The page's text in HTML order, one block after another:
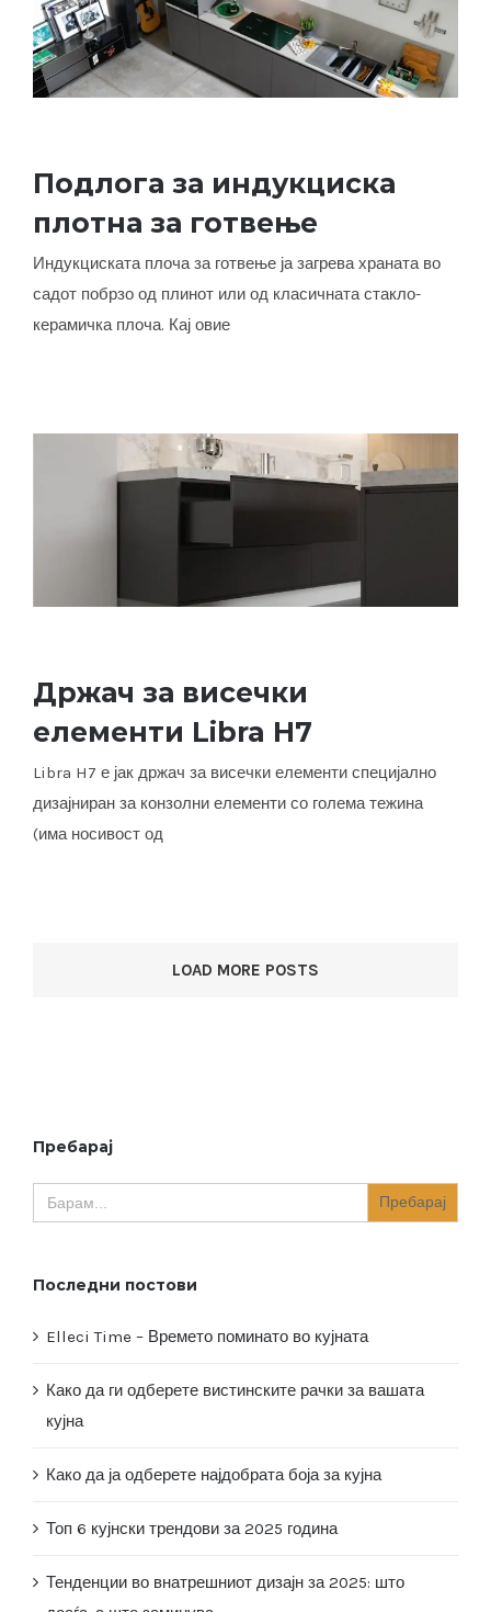
готвење
Подлога за индукциска
плотна за готвење
Индукциската плоча за готвење ја загрева храната во
садот побрзо од плинот или од класичната стакло-
керамичка плоча. Кај овие
Држач за висечки елементи Libra H7
Држач за висечки
елементи Libra H7
Libra H7 е јак држач за висечки елементи специјално
дизајниран за конзолни елементи со голема тежина
(има носивост од
LOAD MORE POSTS
Пребарај
Search
for:
Последни постови
Elleci Time – Времето поминато во кујната
Како да ги одберете вистинските рачки за вашата
кујна
Како да ја одберете најдобрата боја за кујна
Топ 6 кујнски трендови за 2025 година
Тенденции во внатрешниот дизајн за 2025: што